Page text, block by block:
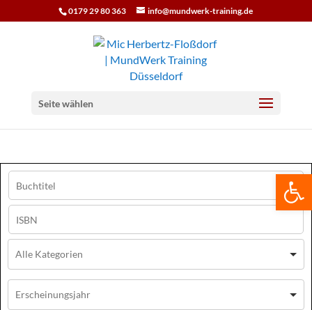
0179 29 80 363 info@mundwerk-training.de
Seite wählen